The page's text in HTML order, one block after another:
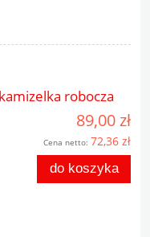
robocza
89,00 zł
Cena netto: 72,36 zł
do koszyka